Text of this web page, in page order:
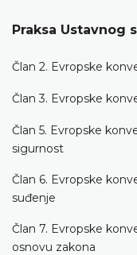
Praksa Ustavnog
Član 2. Evropske
Član 3. Evropske
Član 5. Evropske
sigurnost
Član 6. Evropske
suđenje
Član 7. Evropske
osnovu zakona